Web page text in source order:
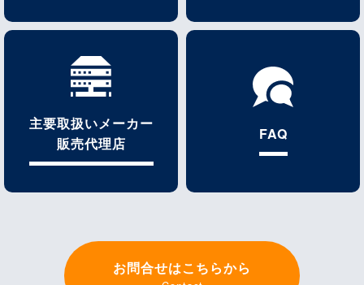
主要取扱いメーカー
販売代理店
FAQ
お問合せはこちらから